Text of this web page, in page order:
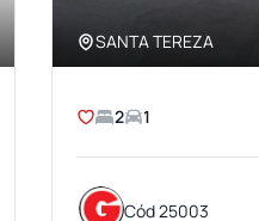
SANTA TEREZA
2 1
Cód 25003